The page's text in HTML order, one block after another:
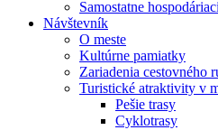
Samostatne
Návštevník
O meste
Kultúrne pamiatky
Zariadenia cestovného
Turistické atraktivity v
Pešie trasy
Cyklotrasy